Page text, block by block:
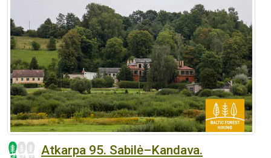
Atkarpa 95. Sabilė–Kandava.